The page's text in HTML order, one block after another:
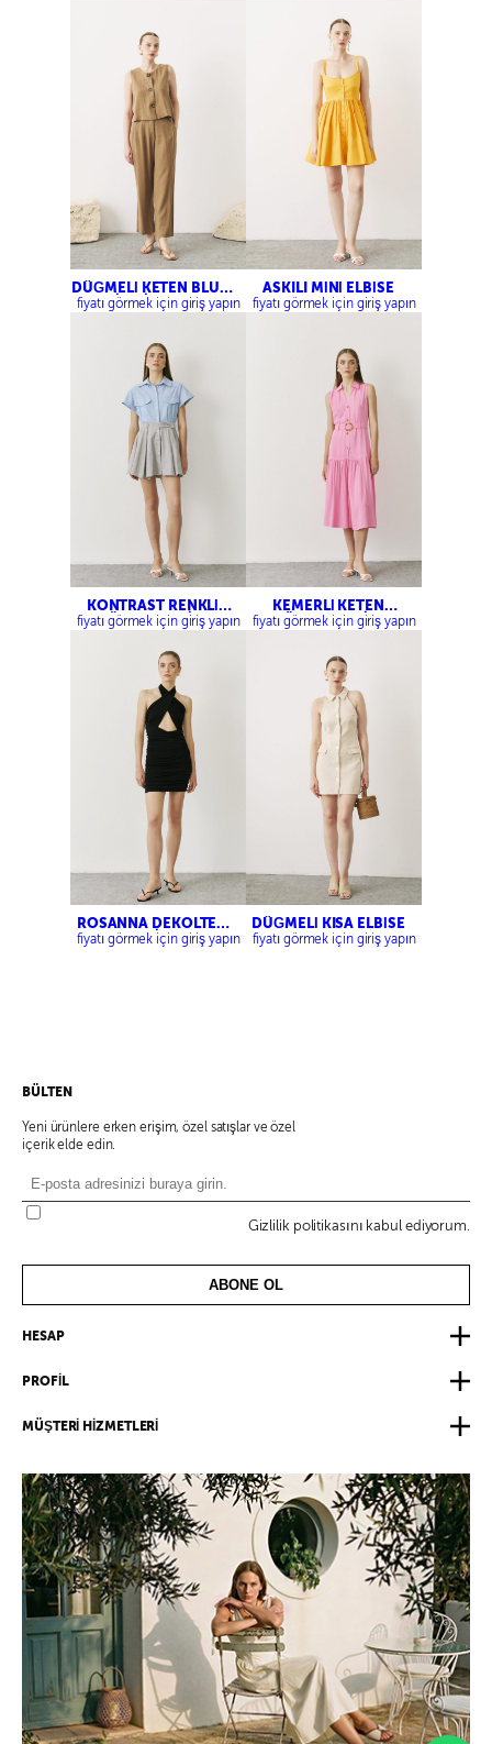
DÜĞMELİ KETEN BLUZ-
PİLELİ KETEN
PANTOLON
fiyatı görmek için giriş yapın
ASKILI MİNİ ELBİSE
fiyatı görmek için giriş yapın
KONTRAST RENKLİ
GÖMLEK ELBİSE
fiyatı görmek için giriş yapın
KEMERLİ KETEN
GÖMLEK ELBİSE
fiyatı görmek için giriş yapın
ROSANNA DEKOLTELİ
ELBİSE
fiyatı görmek için giriş yapın
DÜĞMELİ KISA ELBİSE
fiyatı görmek için giriş yapın
BÜLTEN
Yeni ürünlere erken erişim, özel satışlar ve özel
içerik elde edin.
Gizlilik politikasını kabul ediyorum.
ABONE OL
HESAP
PROFİL
MÜŞTERİ HİZMETLERİ